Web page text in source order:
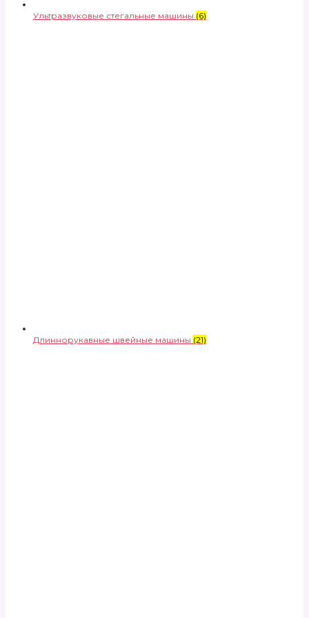
Ультразвуковые стегальные машины (6)
Длиннорукавные швейные машины (21)